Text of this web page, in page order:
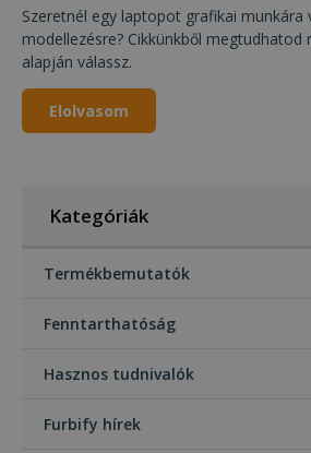
Szeretnél egy laptopot grafikai munkára
modellezésre? Cikkünkből
alapján válassz.
Elolvasom
Kategóriák
Termékbemutatók
Fenntarthatóság
Hasznos tudnivalók
Furbify hírek